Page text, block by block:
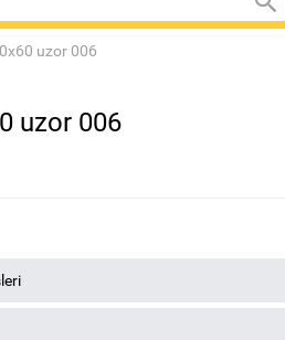
uzor 006
uzor 006